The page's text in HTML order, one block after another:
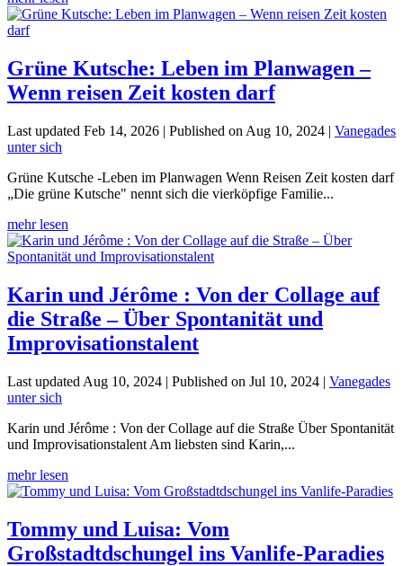
Grüne Kutsche: Leben im Planwagen –
Wenn reisen Zeit kosten darf
Last updated Feb 14, 2026 | Published on Aug 10, 2024 | Vanegades
unter sich
Grüne Kutsche -Leben im Planwagen Wenn Reisen Zeit kosten darf
„Die grüne Kutsche" nennt sich die vierköpfige Familie...
mehr lesen
Karin und Jérôme : Von der Collage auf
die Straße – Über Spontanität und
Improvisationstalent
Last updated Aug 10, 2024 | Published on Jul 10, 2024 | Vanegades
unter sich
Karin und Jérôme : Von der Collage auf die Straße Über Spontanität
und Improvisationstalent Am liebsten sind Karin,...
mehr lesen
Tommy und Luisa: Vom
Großstadtdschungel ins Vanlife-Paradies